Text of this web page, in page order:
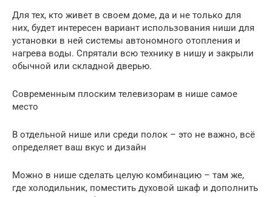
Для тех, кто живет в своем доме, да и не только для
них, будет интересен вариант использования ниши для
установки в ней системы автономного отопления и
нагрева воды. Спрятали всю технику в нишу и закрыли
обычной или складной дверью.
Современным плоским телевизорам в нише самое
место
В отдельной нише или среди полок – это не важно, всё
определяет ваш вкус и дизайн
Можно в нише сделать целую комбинацию – там же,
где холодильник, поместить духовой шкаф и дополнить